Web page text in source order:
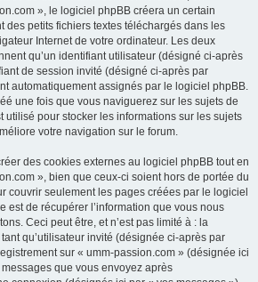
», le logiciel phpBB créera un certain
des petits fichiers textes téléchargés dans les
Internet de votre ordinateur. Les deux
qu’un identifiant utilisateur (désigné ci-après
de session invité (désigné ci-après par
automatiquement assignés par le logiciel phpBB.
une fois que vous naviguerez sur les sujets de
utilisé pour stocker les informations sur les sujets
votre navigation sur le forum.
des cookies externes au logiciel phpBB tout en
», bien que ceux-ci soient hors de portée du
couvrir seulement les pages créées par le logiciel
est de récupérer l’information que vous nous
Ceci peut être, et n’est pas limité à : la
qu’utilisateur invité (désignée ci-après par
sur « umm-passion.com » (désignée ici
que vous envoyez après